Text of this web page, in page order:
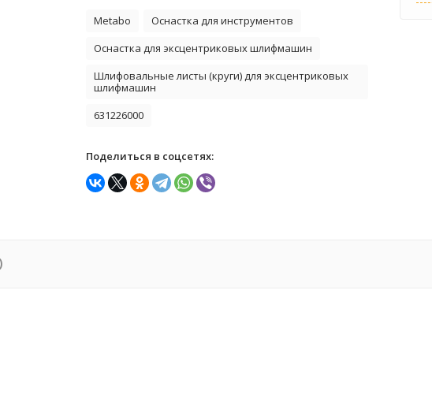
Metabo
Оснастка для инструментов
Оснастка для эксцентриковых шлифмашин
Шлифовальные листы (круги) для эксцентриковых
шлифмашин
631226000
Поделиться в соцсетях: